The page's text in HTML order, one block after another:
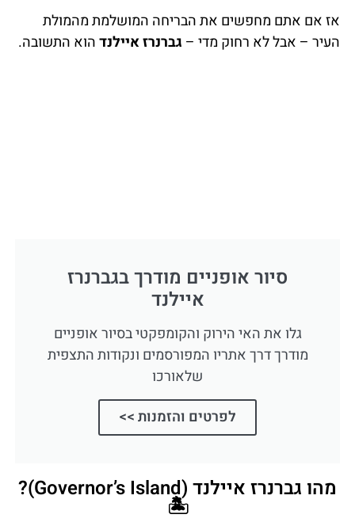
אז אם אתם מחפשים את הבריחה המושלמת מהמולת
העיר – אבל לא רחוק מדי – גברנרז איילנדהוא התשובה.
סיור אופניים מודרך בגברנרז
איילנד
גלו את האי הירוק והקומפקטי בסיור אופניים
מודרך דרך אתריו המפורסמים ונקודות התצפית
שלאורכו
לפרטים והזמנות >>
מהו גברנרז איילנד (Governor’s Island)?
🏝️